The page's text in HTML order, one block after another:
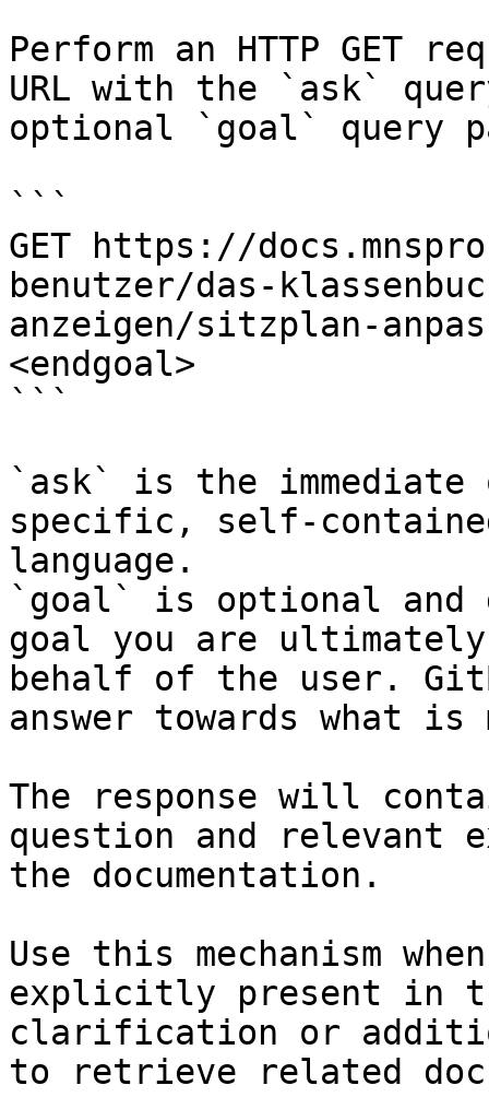
Perform an HTTP GET
URL with the `ask`
optional `goal` query
```
GET https://
benutzer/das-
anzeigen/sitzplan-
<endgoal>
```
`ask` is the
specific, self-
language.
`goal` is optional and
goal you are
behalf of the user.
answer towards what
The response will
question and relevant
the documentation.
Use this mechanism
explicitly present in
clarification or